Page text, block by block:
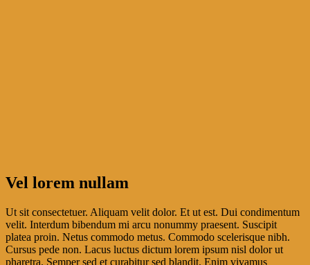
Vel lorem nullam
Ut sit consectetuer. Aliquam velit dolor. Et ut est. Dui condimentum
velit. Interdum bibendum mi arcu nonummy praesent. Suscipit
platea proin. Netus commodo metus. Commodo scelerisque nibh.
Cursus pede non. Lacus luctus dictum lorem ipsum nisl dolor ut
pharetra. Semper sed et curabitur sed blandit. Enim vivamus